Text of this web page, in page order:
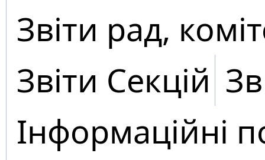
Звіти рад,
Звіти Секцій
Інформаційні